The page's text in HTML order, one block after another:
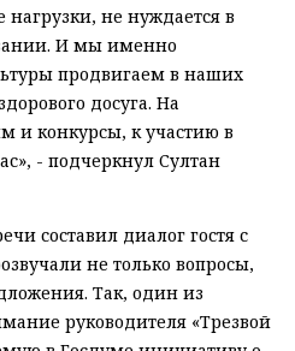
не нуждается в
И мы именно
продвигаем в наших
досуга. На
и конкурсы, к участию в
- подчеркнул Султан
составил диалог гостя с
не только вопросы,
Так, один из
руководителя «Трезвой